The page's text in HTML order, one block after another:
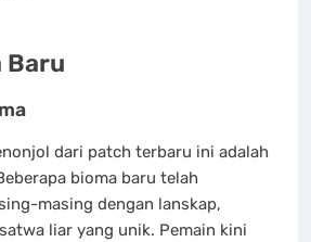
Baru
dari patch terbaru ini adalah
bioma baru telah
masing dengan lanskap,
liar yang unik. Pemain kini